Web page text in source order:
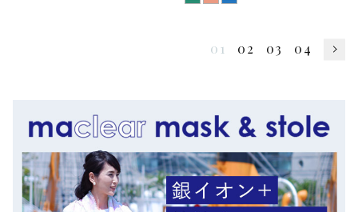
01 02 03 04